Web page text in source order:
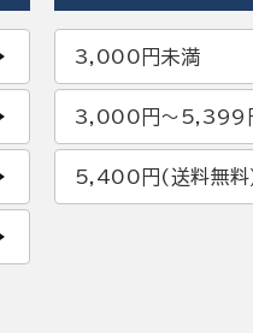
3,000円未満
3,000円〜5,399
5,400円(送料無料